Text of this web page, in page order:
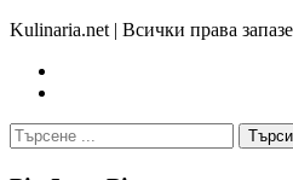
Kulinaria.net | Всички права